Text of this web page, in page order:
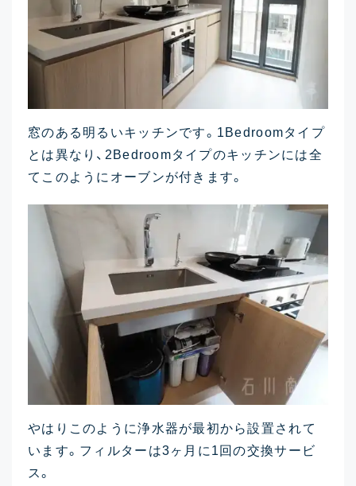
窓のある明るいキッチンです。1Bedroomタイプ
とは異なり、2Bedroomタイプのキッチンには全
てこのようにオーブンが付きます。
やはりこのように浄水器が最初から設置されて
います。フィルターは3ヶ月に1回の交換サービ
ス。